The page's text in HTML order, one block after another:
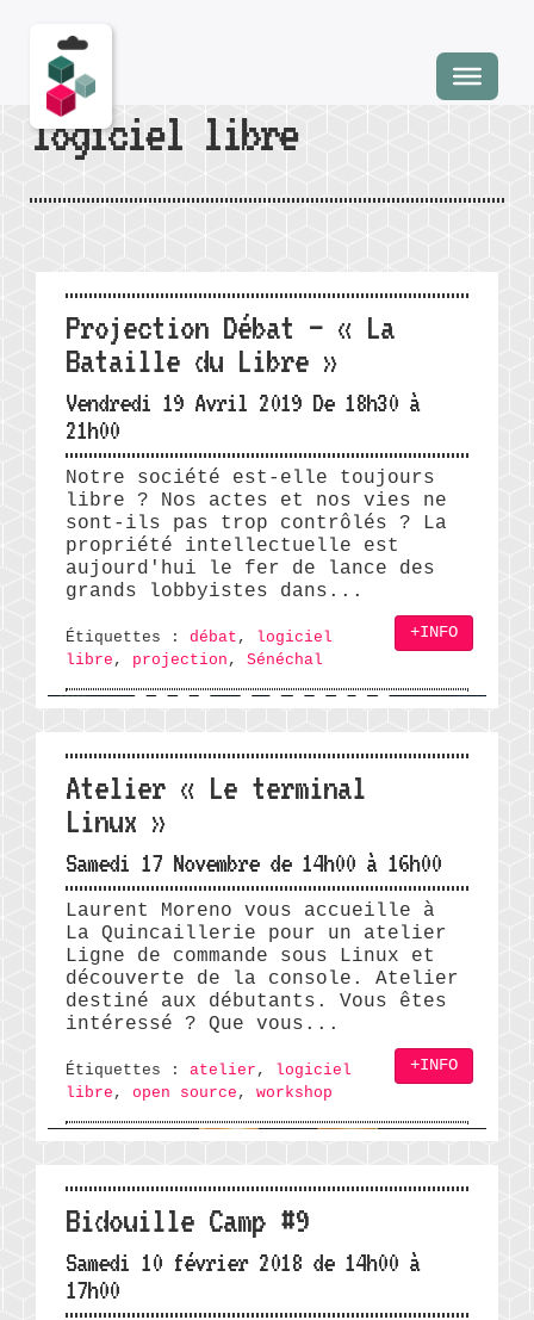
logiciel libre
Projection Débat – « La
Bataille du Libre »
Vendredi 19 Avril 2019 De 18h30 à
21h00
Notre société est-elle toujours
libre ? Nos actes et nos vies ne
sont-ils pas trop contrôlés ? La
propriété intellectuelle est
aujourd'hui le fer de lance des
grands lobbyistes dans...
Étiquettes : débat , logiciel
libre , projection , Sénéchal
+INFO
Atelier « Le terminal
Linux »
Samedi 17 Novembre de 14h00 à 16h00
Laurent Moreno vous accueille à
La Quincaillerie pour un atelier
Ligne de commande sous Linux et
découverte de la console. Atelier
destiné aux débutants. Vous êtes
intéressé ? Que vous...
Étiquettes : atelier , logiciel
libre , open source , workshop
+INFO
Bidouille Camp #9
Samedi 10 février 2018 de 14h00 à
17h00